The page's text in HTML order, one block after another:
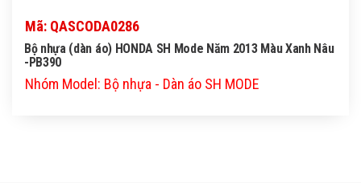
Mã: QASCODA0286
Bộ nhựa (dàn áo) HONDA SH Mode Năm 2013 Màu Xanh Nâu
-PB390
Nhóm Model: Bộ nhựa - Dàn áo SH MODE